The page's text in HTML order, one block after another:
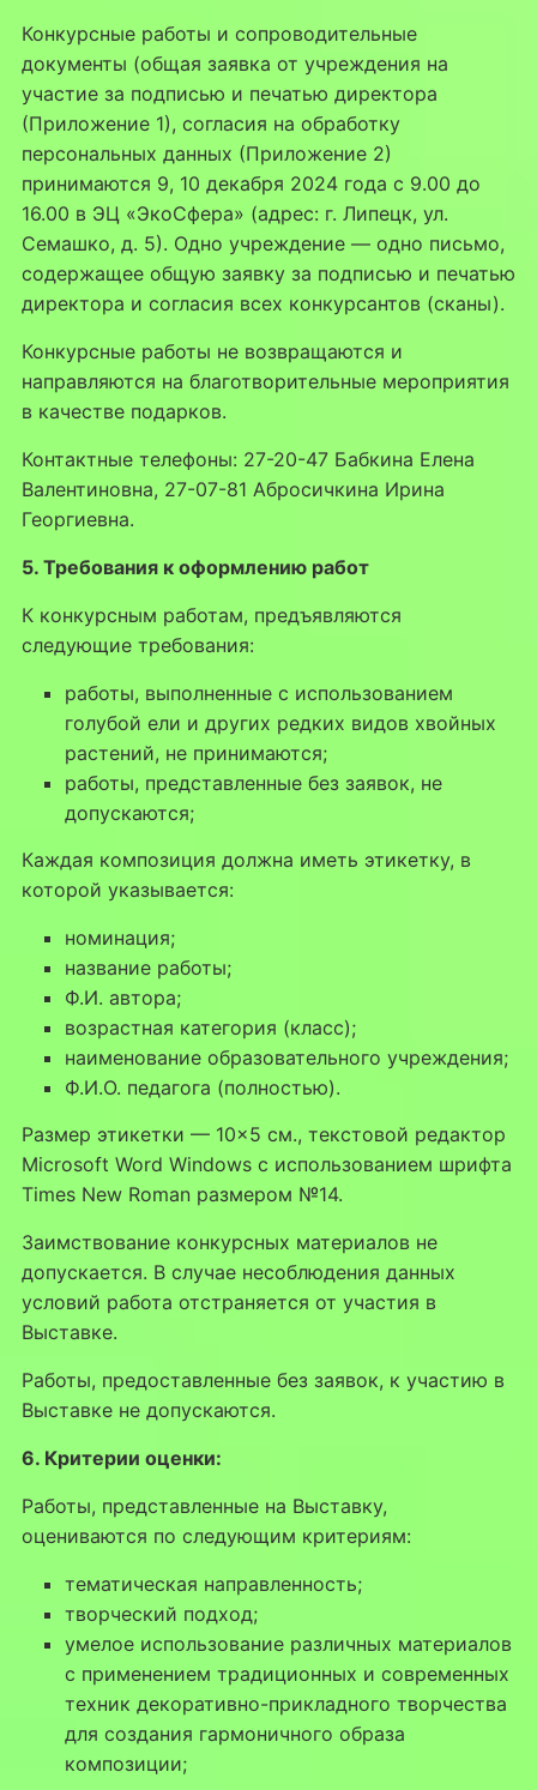
Конкурсные работы и сопроводительные
документы (общая заявка от учреждения на
участие за подписью и печатью директора
(Приложение 1), согласия на обработку
персональных данных (Приложение 2)
принимаются 9, 10 декабря 2024 года с 9.00 до
16.00 в ЭЦ «ЭкоСфера» (адрес: г. Липецк, ул.
Семашко, д. 5). Одно учреждение — одно письмо,
содержащее общую заявку за подписью и печатью
директора и согласия всех конкурсантов (сканы).
Конкурсные работы не возвращаются и
направляются на благотворительные мероприятия
в качестве подарков.
Контактные телефоны: 27-20-47 Бабкина Елена
Валентиновна, 27-07-81 Абросичкина Ирина
Георгиевна.
5. Требования к оформлению работ
К конкурсным работам, предъявляются
следующие требования:
работы, выполненные с использованием
голубой ели и других редких видов хвойных
растений, не принимаются;
работы, представленные без заявок, не
допускаются;
Каждая композиция должна иметь этикетку, в
которой указывается:
номинация;
название работы;
Ф.И. автора;
возрастная категория (класс);
наименование образовательного учреждения;
Ф.И.О. педагога (полностью).
Размер этикетки — 10×5 см., текстовой редактор
Microsoft Word Windows с использованием шрифта
Times New Roman размером №14.
Заимствование конкурсных материалов не
допускается. В случае несоблюдения данных
условий работа отстраняется от участия в
Выставке.
Работы, предоставленные без заявок, к участию в
Выставке не допускаются.
6. Критерии оценки:
Работы, представленные на Выставку,
оцениваются по следующим критериям:
тематическая направленность;
творческий подход;
умелое использование различных материалов
с применением традиционных и современных
техник декоративно-прикладного творчества
для создания гармоничного образа
композиции;